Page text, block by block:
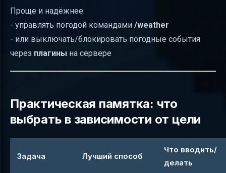
Проще и надёжнее:
- управлять погодой командами /weather
- или выключать/блокировать погодные события
через плагины на сервере
Практическая памятка: что
выбрать в зависимости от цели
Задача Лучший способ
Что вводить/
делать